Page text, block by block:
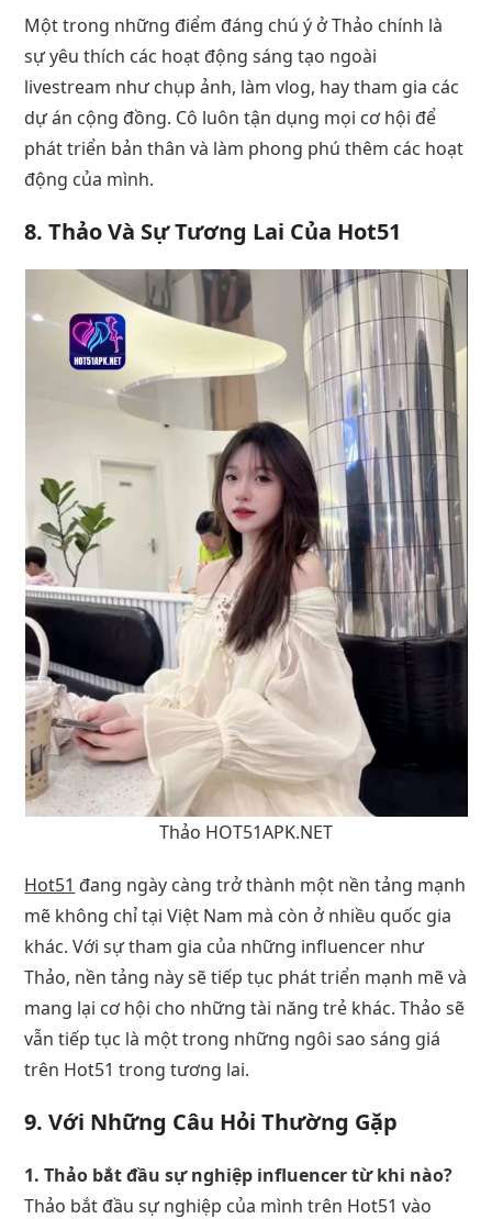
Một trong những điểm đáng chú ý ở Thảo chính là
sự yêu thích các hoạt động sáng tạo ngoài
livestream như chụp ảnh, làm vlog, hay tham gia các
dự án cộng đồng. Cô luôn tận dụng mọi cơ hội để
phát triển bản thân và làm phong phú thêm các hoạt
động của mình.
8. Thảo Và Sự Tương Lai Của Hot51
Thảo HOT51APK.NET
Hot51 đang ngày càng trở thành một nền tảng mạnh
mẽ không chỉ tại Việt Nam mà còn ở nhiều quốc gia
khác. Với sự tham gia của những influencer như
Thảo, nền tảng này sẽ tiếp tục phát triển mạnh mẽ và
mang lại cơ hội cho những tài năng trẻ khác. Thảo sẽ
vẫn tiếp tục là một trong những ngôi sao sáng giá
trên Hot51 trong tương lai.
9. Với Những Câu Hỏi Thường Gặp
1. Thảo bắt đầu sự nghiệp influencer từ khi nào?
Thảo bắt đầu sự nghiệp của mình trên Hot51 vào